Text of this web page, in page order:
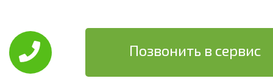
Позвонить в сервис